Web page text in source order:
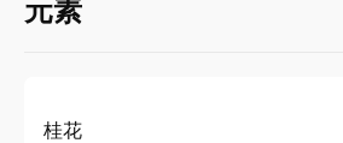
元素
桂花